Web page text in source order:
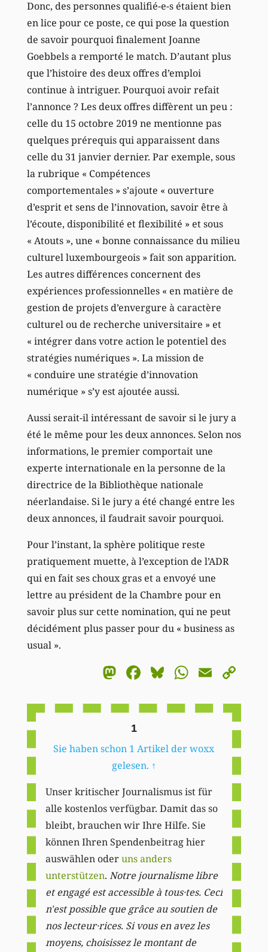
Donc, des personnes qualifié-e-s étaient bien
en lice pour ce poste, ce qui pose la question
de savoir pourquoi finalement Joanne
Goebbels a remporté le match. D’autant plus
que l’histoire des deux offres d’emploi
continue à intriguer. Pourquoi avoir refait
l’annonce ? Les deux offres diffèrent un peu :
celle du 15 octobre 2019 ne mentionne pas
quelques prérequis qui apparaissent dans
celle du 31 janvier dernier. Par exemple, sous
la rubrique « Compétences
comportementales » s’ajoute « ouverture
d’esprit et sens de l’innovation, savoir être à
l’écoute, disponibilité et flexibilité » et sous
« Atouts », une « bonne connaissance du milieu
culturel luxembourgeois » fait son apparition.
Les autres différences concernent des
expériences professionnelles « en matière de
gestion de projets d’envergure à caractère
culturel ou de recherche universitaire » et
« intégrer dans votre action le potentiel des
stratégies numériques ». La mission de
« conduire une stratégie d’innovation
numérique » s’y est ajoutée aussi.
Aussi serait-il intéressant de savoir si le jury a
été le même pour les deux annonces. Selon nos
informations, le premier comportait une
experte internationale en la personne de la
directrice de la Bibliothèque nationale
néerlandaise. Si le jury a été changé entre les
deux annonces, il faudrait savoir pourquoi.
Pour l’instant, la sphère politique reste
pratiquement muette, à l’exception de l’ADR
qui en fait ses choux gras et a envoyé une
lettre au président de la Chambre pour en
savoir plus sur cette nomination, qui ne peut
décidément plus passer pour du « business as
usual ».
Mastodon
Facebook
BlueskyEmail
1
Sie haben schon 1 Artikel der woxx
gelesen. ↑
Unser kritischer Journalismus ist für
alle kostenlos verfügbar. Damit das so
bleibt, brauchen wir Ihre Hilfe. Sie
können Ihren Spendenbeitrag hier
auswählen oderuns anders
unterstützen. Notre journalisme libre
et engagé est accessible à tous·tes. Ceci
n'est possible que grâce au soutien de
nos lecteur·rices. Si vous en avez les
moyens, choisissez le montant de